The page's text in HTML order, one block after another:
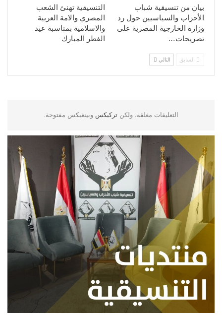
التنسيقية تهنئ الشعب
المصري والامة العربية
والاسلامية بمناسبة عيد
الفطر المبارك
بيان من تنسيقية شباب
الأحزاب والسياسيين حول رد
وزارة الخارجية المصرية على
تصريحات…
السابق التالي
التعليقات مغلقة، ولكن تركبكس وبينغبكس مفتوحة.